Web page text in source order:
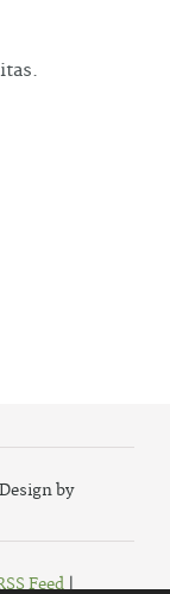
by
Feed|